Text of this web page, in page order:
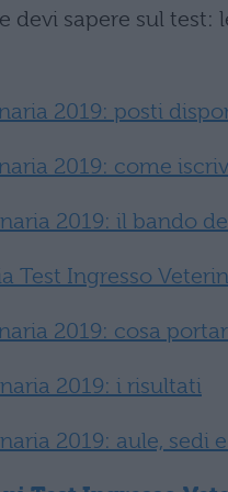
devi sapere sul
2019: posti
2019: come
2019: il bando
Test Ingresso
2019: cosa
2019: i risultati
2019: aule, sedi